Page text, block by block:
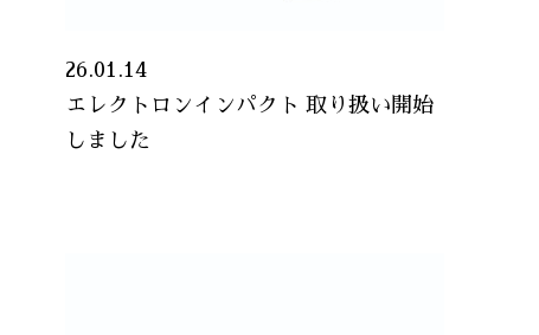
26.01.14
エレクトロンインパクト 取り扱い開始
しました